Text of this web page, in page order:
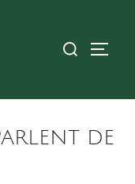
Rechercher :
DE